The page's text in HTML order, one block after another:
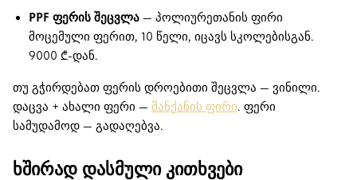
PPF ფერის შეცვლა — პოლიურეთანის ფირი
მოცემული ფერით, 10 წელი, იცავს სკოლებისგან.
9000 ₾-დან.
თუ გჭირდებათ ფერის დროებითი შეცვლა — ვინილი.
დაცვა + ახალი ფერი — მანქანის ფირი. ფერი
სამუდამოდ — გადაღებვა.
ხშირად დასმული კითხვები